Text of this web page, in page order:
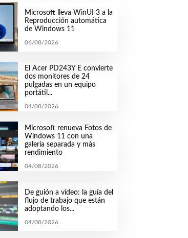
Microsoft lleva WinUI 3 a la
Reproducción automática
de Windows 11
06/08/2026
El Acer PD243Y E convierte
dos monitores de 24
pulgadas en un equipo
portátil...
04/08/2026
Microsoft renueva Fotos de
Windows 11 con una
galería separada y más
rendimiento
04/08/2026
De guión a vídeo: la guía del
flujo de trabajo que están
adoptando los...
04/08/2026